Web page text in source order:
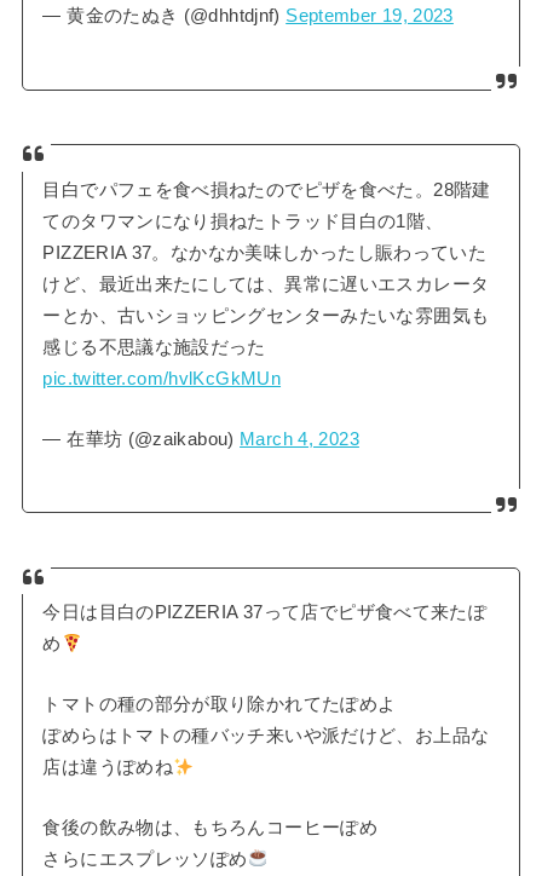
— 黄金のたぬき (@dhhtdjnf) September 19, 2023
目白でパフェを食べ損ねたのでピザを食べた。28階建
てのタワマンになり損ねたトラッド目白の1階、
PIZZERIA 37。なかなか美味しかったし賑わっていた
けど、最近出来たにしては、異常に遅いエスカレータ
ーとか、古いショッピングセンターみたいな雰囲気も
感じる不思議な施設だった
pic.twitter.com/hvlKcGkMUn
— 在華坊 (@zaikabou) March 4, 2023
今日は目白のPIZZERIA 37って店でピザ食べて来たぽ
め
トマトの種の部分が取り除かれてたぽめよ
ぽめらはトマトの種バッチ来いや派だけど、お上品な
店は違うぽめね
食後の飲み物は、もちろんコーヒーぽめ
さらにエスプレッソぽめ